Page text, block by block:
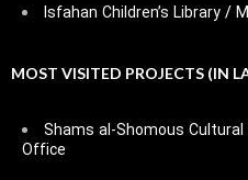
Isfahan Children’s Library /
MOST VISITED PROJECTS (IN
Shams al-Shomous
Office